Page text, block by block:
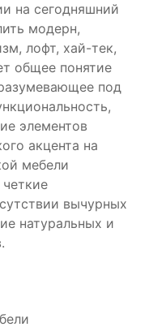
на сегодняшний
модерн,
лофт, хай-тек,
общее понятие
под
элементов
акцента на
мебели
вычурных
натуральных и